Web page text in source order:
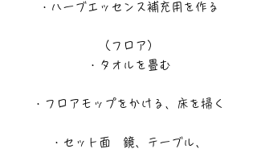
・ハーブエッセンス補充用を作る
（フロア）
・タオルを畳む
・フロアモップをかける、床を掃く
・セット面 鏡、テーブル、